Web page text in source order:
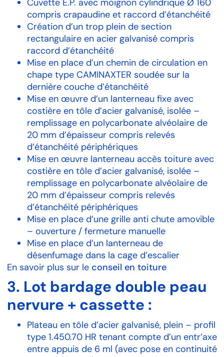
Cuvette E.P. avec moignon cylindrique Ø 160
compris crapaudine et raccord d’étanchéité
Création d’un trop plein de section
rectangulaire en acier galvanisé compris
raccord d’étanchéité
Mise en place d’un chemin de circulation en
chape type CAMINAXTER soudée sur la
dernière couche d’étanchéité
Mise en œuvre d’un lanterneau fixe avec
costière en tôle d’acier galvanisé, isolée –
remplissage en polycarbonate alvéolaire de
20 mm d’épaisseur compris relevés
d’étanchéité périphériques
Mise en œuvre lanterneau accès toiture avec
costière en tôle d’acier galvanisé, isolée –
remplissage en polycarbonate alvéolaire de
20 mm d’épaisseur compris relevés
d’étanchéité périphériques
Mise en place d’une grille anti chute amovible
– ouverture / fermeture manuelle
Mise en place d’un lanterneau de
désenfumage dans la cage d’escalier
En savoir plus sur le conseil en toiture
3. Lot bardage double peau
nervure + cassette :
Plateau en tôle d’acier galvanisé, plein – profil
type 1.450.70 HR tenant compte d’un entr’axe
entre appuis de 6 ml (avec pose en continuité